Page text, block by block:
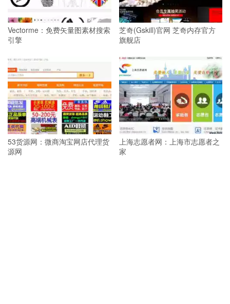
Vectorme：免费矢量图素材搜索
引擎
芝奇(Gskill)官网 芝奇内存官方
旗舰店
53货源网：微商淘宝网店代理货
源网
上海志愿者网：上海市志愿者之
家